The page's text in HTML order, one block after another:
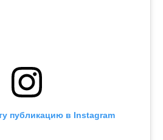
публикацию в Instagram